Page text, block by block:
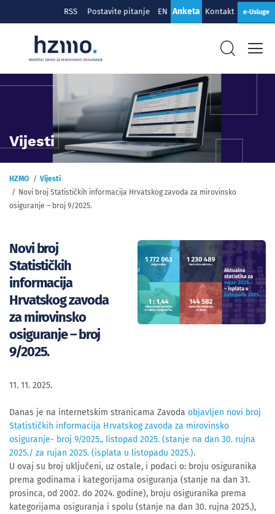
RSS Postavite pitanje EN Anketa Kontakt e-Usluge
Vijesti
HZMO
Vijesti
Novi broj Statističkih informacija Hrvatskog zavoda za mirovinsko
osiguranje – broj 9/2025.
Novi broj
Statističkih
informacija
Hrvatskog zavoda
za mirovinsko
osiguranje – broj
9/2025.
11. 11. 2025.
Danas je na internetskim stranicama Zavoda objavljen novi broj
Statističkih informacija Hrvatskog zavoda za mirovinsko
osiguranje- broj 9/2025., listopad 2025. (stanje na dan 30. rujna
2025./ za rujan 2025. (isplata u listopadu 2025.).
U ovaj su broj uključeni, uz ostale, i podaci o: broju osiguranika
prema godinama i kategorijama osiguranja (stanje na dan 31.
prosinca, od 2002. do 2024. godine), broju osiguranika prema
kategorijama osiguranja i spolu (stanje na dan 30. rujna 2025.),